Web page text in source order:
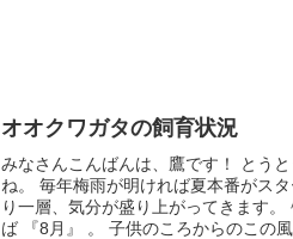
オオクワガタの飼育状況
みなさんこんばんは、鷹です！ とう
ね。 毎年梅雨が明ければ夏本番がス
り一層、気分が盛り上がってきます
ば 『8月』 。 子供のころからのこの